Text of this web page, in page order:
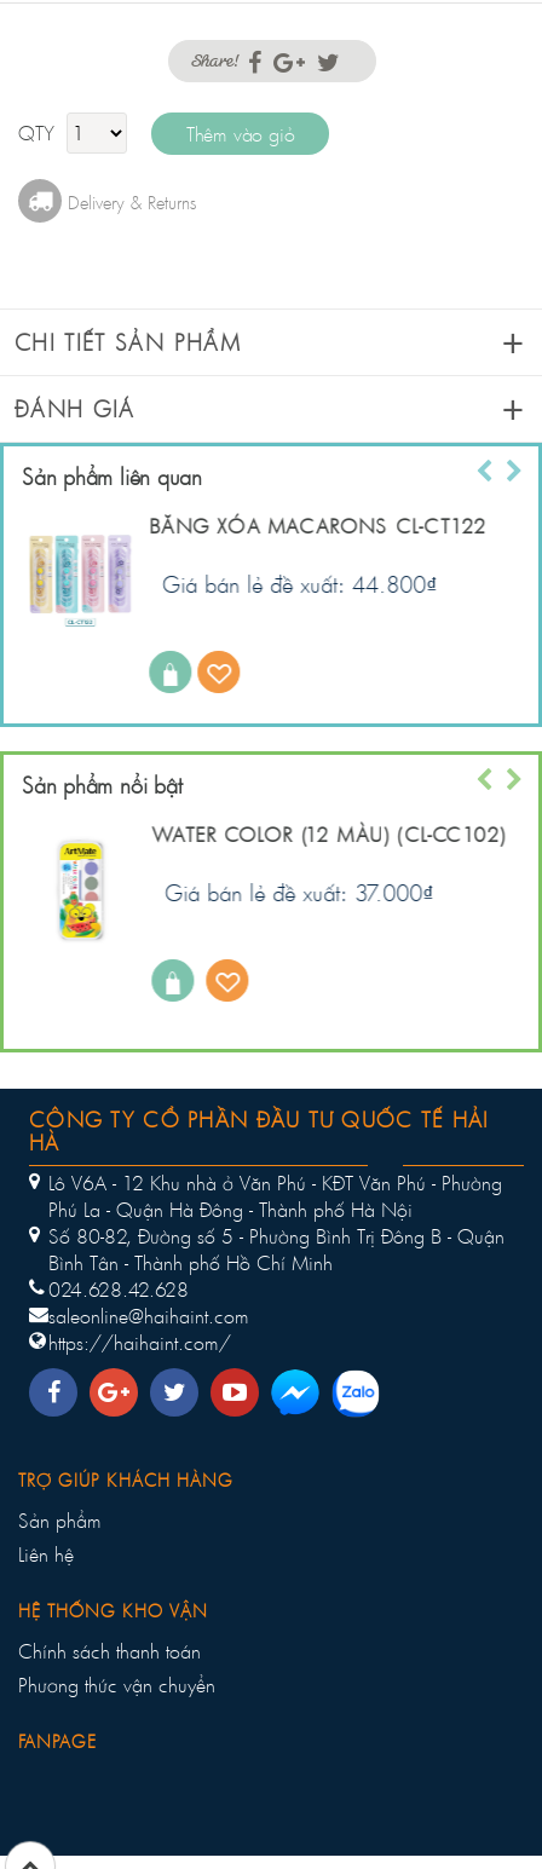
Share!
QTY
Delivery & Returns
CHI TIẾT SẢN PHẨM
ĐÁNH GIÁ
Sản phẩm liên quan
BĂNG XÓA MACARONS CL-CT122
Giá bán lẻ đề xuất: 44.800₫
Sản phẩm nổi bật
WATER COLOR (12 MÀU) (CL-CC102)
Giá bán lẻ đề xuất: 37.000₫
CÔNG TY CỔ PHẦN ĐẦU TƯ QUỐC TẾ HẢI
HÀ
Lô V6A - 12 Khu nhà ở Văn Phú - KĐT Văn Phú - Phường
Phú La - Quận Hà Đông - Thành phố Hà Nội
Số 80-82, Đường số 5 - Phường Bình Trị Đông B - Quận
Bình Tân - Thành phố Hồ Chí Minh
024.628.42.628
saleonline@haihaint.com
https://haihaint.com/
TRỢ GIÚP KHÁCH HÀNG
Sản phẩm
Liên hệ
HỆ THỐNG KHO VẬN
Chính sách thanh toán
Phương thức vận chuyển
FANPAGE